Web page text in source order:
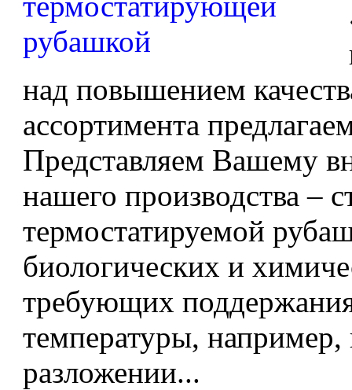
над повышением
ассортимента
Представляем Вашему
нашего производства –
термостатируемой
биологических и
требующих
температуры,
разложении...